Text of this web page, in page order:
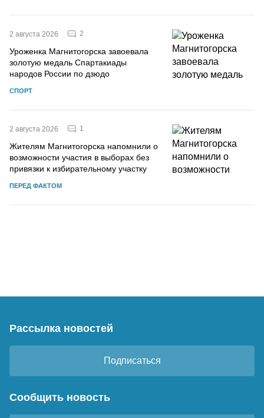
2 августа 2026 2
Уроженка Магнитогорска завоевала
золотую медаль Спартакиады
народов России по дзюдо
СПОРТ
2 августа 2026 1
Жителям Магнитогорска напомнили о
возможности участия в выборах без
привязки к избирательному участку
ПЕРЕД ФАКТОМ
Рассылка новостей
Подписаться
Сообщить новость